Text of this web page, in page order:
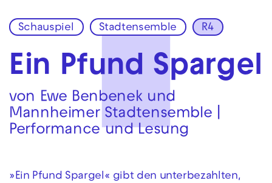
Zur Hauptnavigation springen
Zum Hauptinhalt springen Zum Footer springen
Schauspiel Stadtensemble R4
Ein Pfund Spargel
von Ewe Benbenek und
Mannheimer Stadtensemble |
Performance und Lesung
»Ein Pfund Spargel« gibt den unterbezahlten,